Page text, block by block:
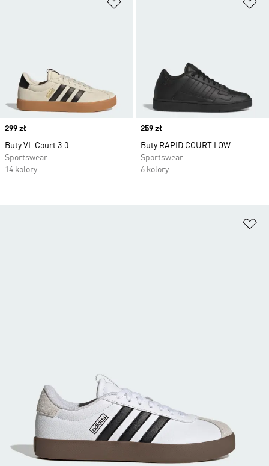
Price
299 zł
Buty VL Court 3.0
Sportswear
14 kolory
Price
259 zł
Buty RAPID COURT LOW
Sportswear
6 kolory